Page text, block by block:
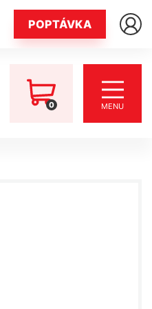
POPTÁVKA
0 MENU